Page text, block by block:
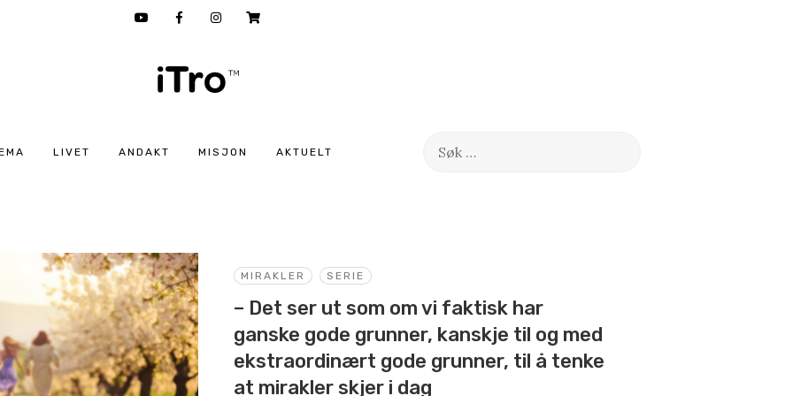
LIVET ANDAKT MISJON AKTUELT
Søk
MIRAKLER SERIE
– Det ser ut som om vi faktisk har
ganske gode grunner, kanskje til og med
ekstraordinært gode grunner, til å tenke
at mirakler skjer i dag